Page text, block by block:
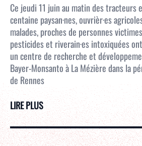
Ce jeudi 11 juin au matin des tracteurs
centaine paysan·nes, ouvrièr·es
malades, proches de personnes
pesticides et riverain·es intoxiquées
un centre de recherche et
Bayer-Monsanto à La Mézière dans la
de Rennes
LIRE PLUS